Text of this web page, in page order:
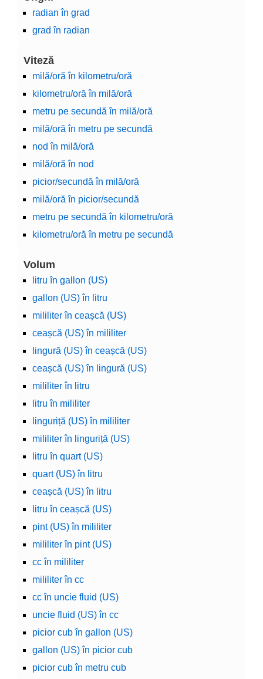
radian în grad
grad în radian
Viteză
milă/oră în kilometru/oră
kilometru/oră în milă/oră
metru pe secundă în milă/oră
milă/oră în metru pe secundă
nod în milă/oră
milă/oră în nod
picior/secundă în milă/oră
milă/oră în picior/secundă
metru pe secundă în kilometru/oră
kilometru/oră în metru pe secundă
Volum
litru în gallon (US)
gallon (US) în litru
mililiter în ceașcă (US)
ceașcă (US) în mililiter
lingură (US) în ceașcă (US)
ceașcă (US) în lingură (US)
mililiter în litru
litru în mililiter
linguriță (US) în mililiter
mililiter în linguriță (US)
litru în quart (US)
quart (US) în litru
ceașcă (US) în litru
litru în ceașcă (US)
pint (US) în mililiter
mililiter în pint (US)
cc în mililiter
mililiter în cc
cc în uncie fluid (US)
uncie fluid (US) în cc
picior cub în gallon (US)
gallon (US) în picior cub
picior cub în metru cub